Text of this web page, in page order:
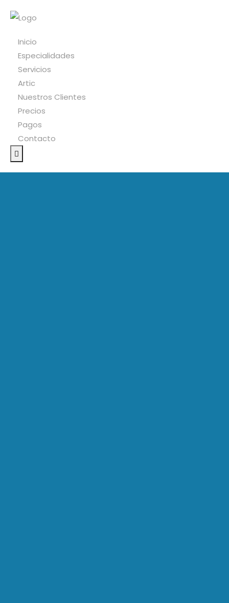
Inicio
Especialidades
Servicios
Artic
Nuestros Clientes
Precios
Pagos
Contacto
Hamburger